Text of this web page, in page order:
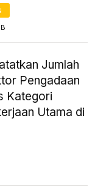
Jumlah
Pengadaan
Kategori
Utama di